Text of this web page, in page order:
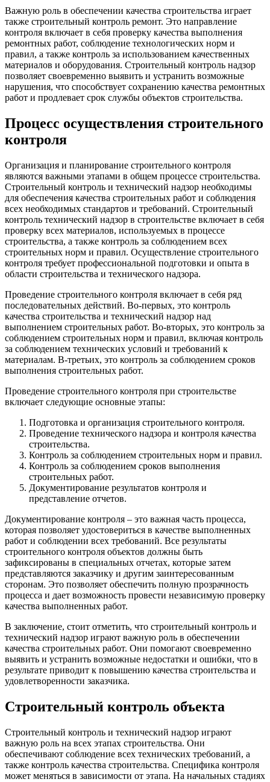
Важную роль в обеспечении качества строительства играет
также строительный контроль ремонт. Это направление
контроля включает в себя проверку качества выполнения
ремонтных работ, соблюдение технологических норм и
правил, а также контроль за использованием качественных
материалов и оборудования. Строительный контроль надзор
позволяет своевременно выявить и устранить возможные
нарушения, что способствует сохранению качества ремонтных
работ и продлевает срок службы объектов строительства.
Процесс осуществления строительного
контроля
Организация и планирование строительного контроля
являются важными этапами в общем процессе строительства.
Строительный контроль и технический надзор необходимы
для обеспечения качества строительных работ и соблюдения
всех необходимых стандартов и требований. Строительный
контроль технический надзор в строительстве включает в себя
проверку всех материалов, используемых в процессе
строительства, а также контроль за соблюдением всех
строительных норм и правил. Осуществление строительного
контроля требует профессиональной подготовки и опыта в
области строительства и технического надзора.
Проведение строительного контроля включает в себя ряд
последовательных действий. Во-первых, это контроль
качества строительства и технический надзор над
выполнением строительных работ. Во-вторых, это контроль за
соблюдением строительных норм и правил, включая контроль
за соблюдением технических условий и требований к
материалам. В-третьих, это контроль за соблюдением сроков
выполнения строительных работ.
Проведение строительного контроля при строительстве
включает следующие основные этапы:
Подготовка и организация строительного контроля.
Проведение технического надзора и контроля качества
строительства.
Контроль за соблюдением строительных норм и правил.
Контроль за соблюдением сроков выполнения
строительных работ.
Документирование результатов контроля и
представление отчетов.
Документирование контроля – это важная часть процесса,
которая позволяет удостовериться в качестве выполненных
работ и соблюдении всех требований. Все результаты
строительного контроля объектов должны быть
зафиксированы в специальных отчетах, которые затем
представляются заказчику и другим заинтересованным
сторонам. Это позволяет обеспечить полную прозрачность
процесса и дает возможность провести независимую проверку
качества выполненных работ.
В заключение, стоит отметить, что строительный контроль и
технический надзор играют важную роль в обеспечении
качества строительных работ. Они помогают своевременно
выявить и устранить возможные недостатки и ошибки, что в
результате приводит к повышению качества строительства и
удовлетворенности заказчика.
Строительный контроль объекта
Строительный контроль и технический надзор играют
важную роль на всех этапах строительства. Они
обеспечивают соблюдение всех технических требований, а
также контроль качества строительства. Специфика контроля
может меняться в зависимости от этапа. На начальных стадиях